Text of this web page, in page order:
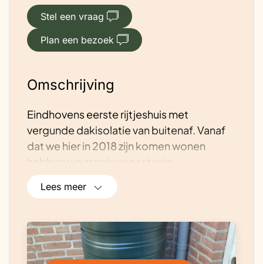
Stel een vraag
Plan een bezoek
Omschrijving
Eindhovens eerste rijtjeshuis met
vergunde dakisolatie van buitenaf. Vanaf
dat we hier in 2018 zijn komen wonen
verbeteringen aangebracht. Denk aan
spouwmuur-, vloer- en dakisolatie,
luchtafvoer, geïsoleerde brievenbus,
kierdichting, HR++ glas, sedumdak en
grote regentonnen.
Lees meer